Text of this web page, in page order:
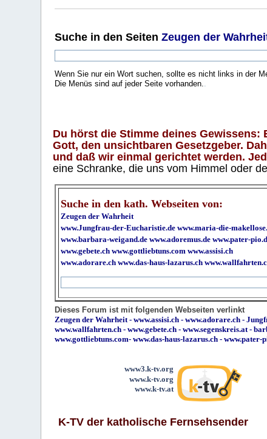
Suche in den SeitenZeugen der
Wenn Sie nur ein Wort suchen, sollte es nicht links in der
Die Menüs sind auf jeder Seite vorhanden..
Du hörst die Stimme deines
Gott, den unsichtbaren Gesetzgeber.
und daß wir einmal gerichtet werden.
eine Schranke, die uns vom Himmel oder
Suche in den kath. Webseiten von:
Zeugen der Wahrheit
www.Jungfrau-der-Eucharistie.de www.maria-die-
www.barbara-weigand.de www.adoremus.de www.pater-
www.gebete.ch www.gottliebtuns.com www.assisi.ch
www.adorare.ch www.das-haus-lazarus.ch
Dieses Forum ist mit folgenden Webseiten verlinkt
Zeugen der Wahrheit-www.assisi.ch -www.adorare.ch -
www.wallfahrten.ch -www.gebete.ch -www.segenskreis.at-
www.gottliebtuns.com-www.das-haus-lazarus.ch - www.pater-
www3.k-tv.org
www.k-tv.org
www.k-tv.at
K-TV der katholische Fernsehsender